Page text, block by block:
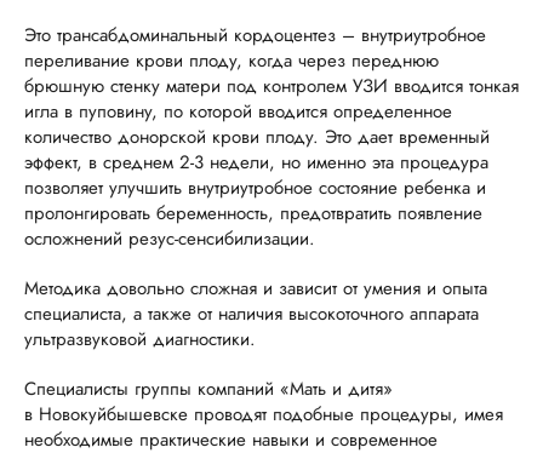
Это трансабдоминальный кордоцентез – внутриутробное
переливание крови плоду, когда через переднюю
брюшную стенку матери под контролем УЗИ вводится тонкая
игла в пуповину, по которой вводится определенное
количество донорской крови плоду. Это дает временный
эффект, в среднем 2-3 недели, но именно эта процедура
позволяет улучшить внутриутробное состояние ребенка и
пролонгировать беременность, предотвратить появление
осложнений резус-сенсибилизации.
Методика довольно сложная и зависит от умения и опыта
специалиста, а также от наличия высокоточного аппарата
ультразвуковой диагностики.
Специалисты группы компаний «Мать и дитя»
в Новокуйбышевске проводят подобные процедуры, имея
необходимые практические навыки и современное